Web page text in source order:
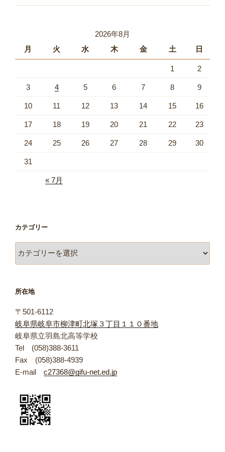
2026年8月
月
火 水 木 金 土 日
1 2
3 4 5 6 7 8 9
10 11 12 13 14 15 16
17 18 19 20 21 22 23
24 25 26 27 28 29 30
31
« 7月
カテゴリー
テ
ー
所在地
〒501-6112
岐阜県岐阜市柳津町北塚３丁目１１０番地
岐阜県立羽島北高等学校
Tel (058)388-3611
Fax (058)388-4939
E-mail c27368@gifu-net.ed.jp